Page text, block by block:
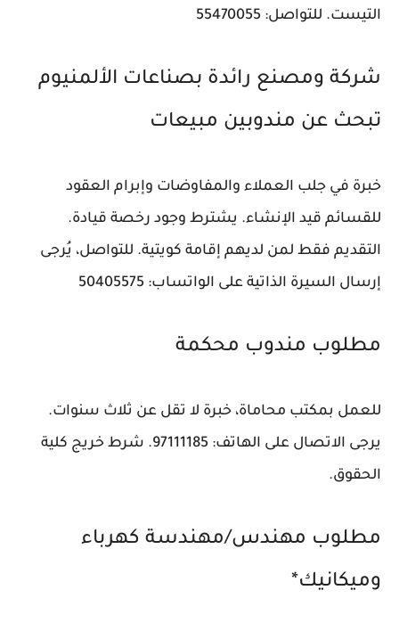
التيست. للتواصل: 55470055
شركة ومصنع رائدة بصناعات الألمنيوم
تبحث عن مندوبين مبيعات
خبرة في جلب العملاء والمفاوضات وإبرام العقود
للقسائم قيد الإنشاء. يشترط وجود رخصة قيادة.
التقديم فقط لمن لديهم إقامة كويتية. للتواصل، يُرجى
إرسال السيرة الذاتية على الواتساب: 50405575
مطلوب مندوب محكمة
للعمل بمكتب محاماة، خبرة لا تقل عن ثلاث سنوات.
يرجى الاتصال على الهاتف: 97111185. شرط خريج كلية
الحقوق.
مطلوب مهندس/مهندسة كهرباء
وميكانيك*